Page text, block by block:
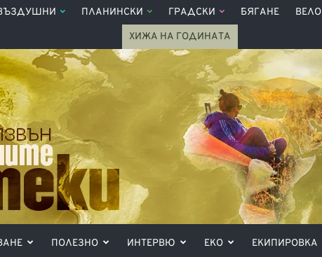
ПЛАНИНСКИ ГРАДСКИ БЯГАНЕ ВЕЛО
ХИЖА НА ГОДИНАТА
ПОЛЕЗНО ИНТЕРВЮ ЕКО ЕКИПИРОВКА